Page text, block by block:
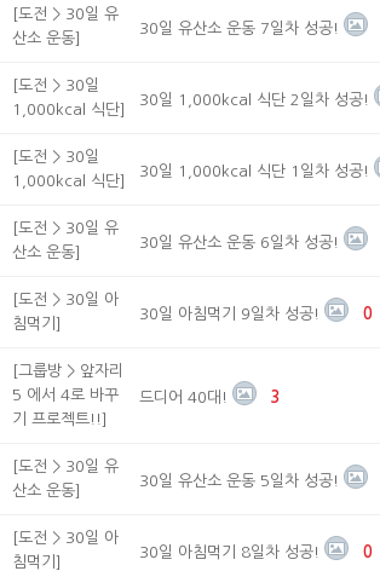
[도전 > 30일 유
산소 운동]
30일 유산소 운동 7일차 성공!
[도전 > 30일
1,000kcal 식단]
30일 1,000kcal 식단 2일차 성공!
[도전 > 30일
1,000kcal 식단]
30일 1,000kcal 식단 1일차 성공!
[도전 > 30일 유
산소 운동]
30일 유산소 운동 6일차 성공!
[도전 > 30일 아
침먹기]
30일 아침먹기 9일차 성공! 0
[그룹방 > 앞자리
5 에서 4로 바꾸
기 프로젝트!!]
드디어 40대! 3
[도전 > 30일 유
산소 운동]
30일 유산소 운동 5일차 성공!
[도전 > 30일 아
침먹기]
30일 아침먹기 8일차 성공! 0